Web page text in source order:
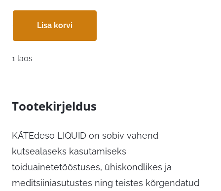
Lisa korvi
1 laos
Tootekirjeldus
KÄTEdeso LIQUID on sobiv vahend
kutsealaseks kasutamiseks
toiduainetetööstuses, ühiskondlikes ja
meditsiiniasutustes ning teistes kõrgendatud